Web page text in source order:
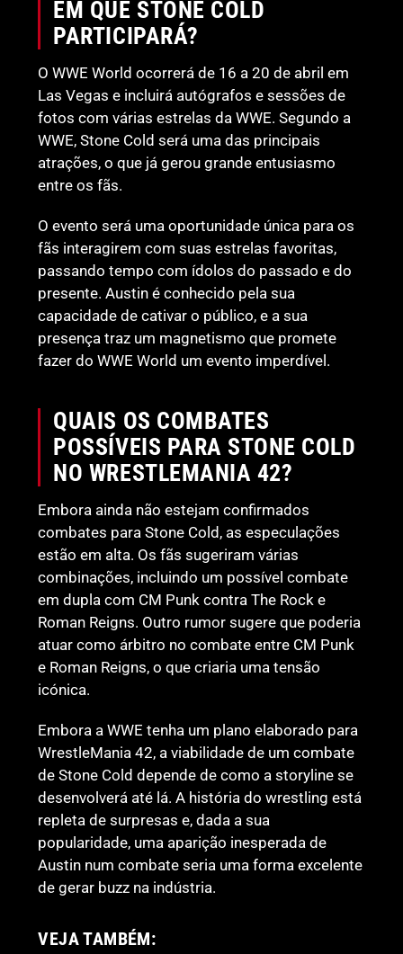
EM QUE STONE COLD
PARTICIPARÁ?
O WWE World ocorrerá de 16 a 20 de abril em
Las Vegas e incluirá autógrafos e sessões de
fotos com várias estrelas da WWE. Segundo a
WWE, Stone Cold será uma das principais
atrações, o que já gerou grande entusiasmo
entre os fãs.
O evento será uma oportunidade única para os
fãs interagirem com suas estrelas favoritas,
passando tempo com ídolos do passado e do
presente. Austin é conhecido pela sua
capacidade de cativar o público, e a sua
presença traz um magnetismo que promete
fazer do WWE World um evento imperdível.
QUAIS OS COMBATES
POSSÍVEIS PARA STONE COLD
NO WRESTLEMANIA 42?
Embora ainda não estejam confirmados
combates para Stone Cold, as especulações
estão em alta. Os fãs sugeriram várias
combinações, incluindo um possível combate
em dupla com CM Punk contra The Rock e
Roman Reigns. Outro rumor sugere que poderia
atuar como árbitro no combate entre CM Punk
e Roman Reigns, o que criaria uma tensão
icónica.
Embora a WWE tenha um plano elaborado para
WrestleMania 42, a viabilidade de um combate
de Stone Cold depende de como a storyline se
desenvolverá até lá. A história do wrestling está
repleta de surpresas e, dada a sua
popularidade, uma aparição inesperada de
Austin num combate seria uma forma excelente
de gerar buzz na indústria.
VEJA TAMBÉM: